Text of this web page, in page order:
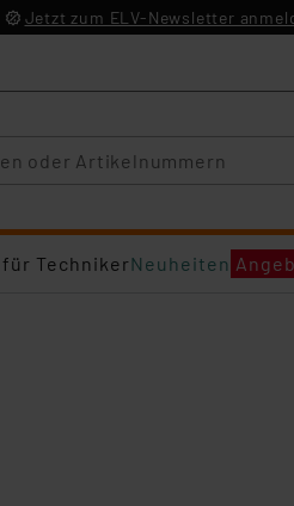
Jetzt zum ELV-Newsletter
TechnikerNeuheiten